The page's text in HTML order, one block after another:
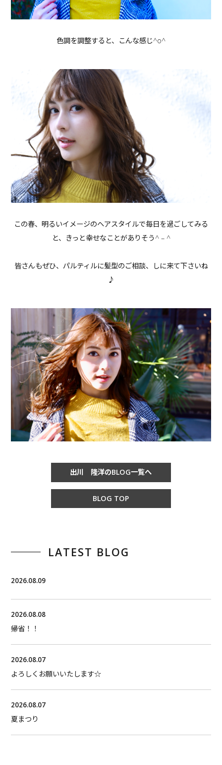
色調を調整すると、こんな感じ^o^
この春、明るいイメージのヘアスタイルで毎日を過ごしてみる
と、きっと幸せなことがありそう^ – ^
皆さんもぜひ、パルティルに髪型のご相談、しに来て下さいね
♪
出川 隆洋のBLOG一覧へ
BLOG TOP
LATEST BLOG
2026.08.09
2026.08.08
帰省！！
2026.08.07
よろしくお願いいたします☆
2026.08.07
夏まつり